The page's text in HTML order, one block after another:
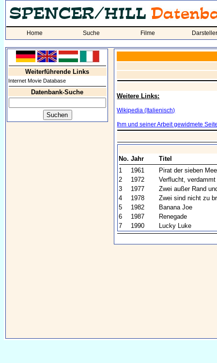
Home Suche Filme Darsteller
Weiterführende Links
Internet Movie Database
Datenbank-Suche
Weitere Links:
Wikipedia (Italienisch)
Ihm und seiner Arbeit gewidmete
No. Jahr
Titel
1
1961
Pirat der sieben
2
1972
Verflucht,
3
1977
Zwei außer Rand
4
1978
Zwei sind nicht zu
5
1982
Banana Joe
6
1987
Renegade
7
1990 Lucky Luke